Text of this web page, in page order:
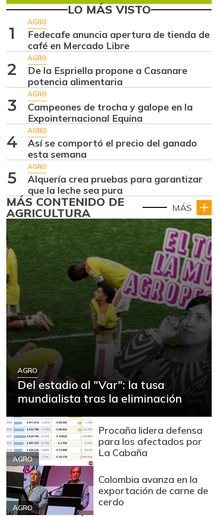
LO MÁS VISTO
1
AGRO
Fedecafe anuncia apertura de tienda de
café en Mercado Libre
2
AGRO
De la Espriella propone a Casanare
potencia alimentaria
3
AGRO
Campeones de trocha y galope en la
Expointernacional Equina
4
AGRO
Así se comportó el precio del ganado
esta semana
5
AGRO
Alquería crea pruebas para garantizar
que la leche sea pura
MÁS CONTENIDO DE
AGRICULTURA MÁS
AGRO
Del estadio al "Var": la tusa
mundialista tras la eliminación
AGRO
Procaña lidera defensa
para los afectados por
La Cabaña
AGRO
Colombia avanza en la
exportación de carne de
cerdo